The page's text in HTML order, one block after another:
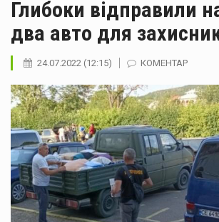
Глибоки відправили
два авто для
24.07.2022 (12:15) КОМЕНТАР